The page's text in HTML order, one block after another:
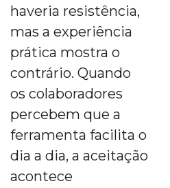
haveria resistência,
mas a experiência
prática mostra o
contrário. Quando
os colaboradores
percebem que a
ferramenta facilita o
dia a dia, a aceitação
acontece